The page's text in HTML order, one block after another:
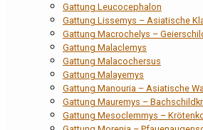
Gattung Leucocephalon
Gattung Lissemys – Asiatische
Gattung Macrochelys –
Gattung Malaclemys
Gattung Malacochersus
Gattung Malayemys
Gattung Manouria – Asiatische
Gattung Mauremys –
Gattung Mesoclemmys –